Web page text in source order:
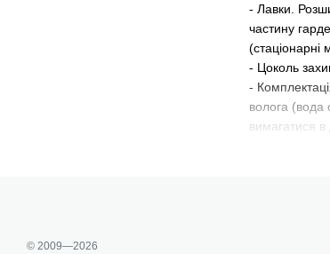
- Лавки.
частину
(стаціонарні
- Цоколь
-
волога (вода
вимагатися в
- Ніжки для
© 2009—2026